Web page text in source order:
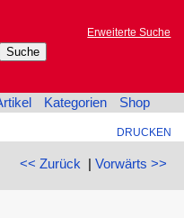
Erweiterte Suche
Kategorien Shop
DRUCKEN
<< Zurück | Vorwärts >>